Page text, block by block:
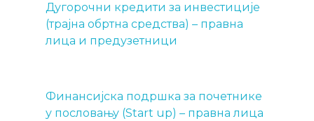
Дугорочни кредити за инвестиције
(трајна обртна средства) – правна
лица и предузетници
Финансијска подршка за почетнике
у пословању (Start up) – правна лица